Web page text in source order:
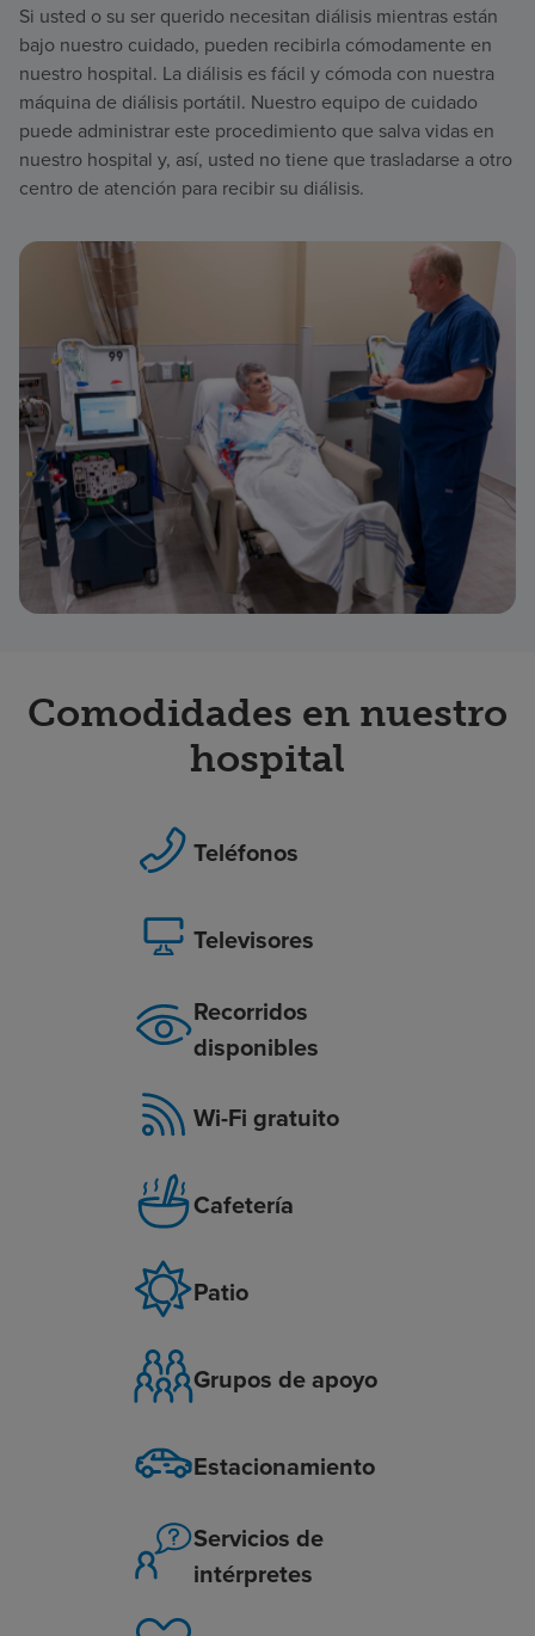
Si usted o su ser querido necesitan diálisis mientras están
bajo nuestro cuidado, pueden recibirla cómodamente en
nuestro hospital. La diálisis es fácil y cómoda con nuestra
máquina de diálisis portátil. Nuestro equipo de cuidado
puede administrar este procedimiento que salva vidas en
nuestro hospital y, así, usted no tiene que trasladarse a otro
centro de atención para recibir su diálisis.
Comodidades en nuestro
hospital
Teléfonos
Televisores
Recorridos
disponibles
Wi-Fi gratuito
Cafetería
Patio
Grupos de apoyo
Estacionamiento
Servicios de
intérpretes